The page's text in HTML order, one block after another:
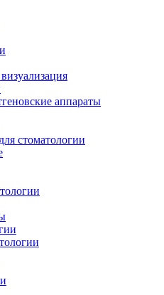
аппараты
стоматологии